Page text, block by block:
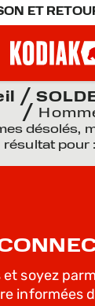
ET
désolés,
résultat pour :
soyez
informées